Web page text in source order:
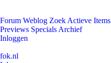
Forum Weblog Zoek Actieve Items
Previews Specials Archief
Inloggen
fok.nl